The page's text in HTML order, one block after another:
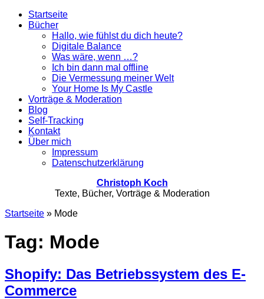
Startseite
Bücher
Hallo, wie fühlst du dich heute?
Digitale Balance
Was wäre, wenn …?
Ich bin dann mal offline
Die Vermessung meiner Welt
Your Home Is My Castle
Vorträge & Moderation
Blog
Self-Tracking
Kontakt
Über mich
Impressum
Datenschutzerklärung
Christoph Koch
Texte, Bücher, Vorträge & Moderation
Startseite » Mode
Tag: Mode
Shopify: Das Betriebssystem des E-
Commerce